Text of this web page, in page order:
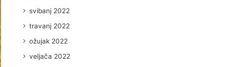
svibanj 2022
travanj 2022
ožujak 2022
veljača 2022